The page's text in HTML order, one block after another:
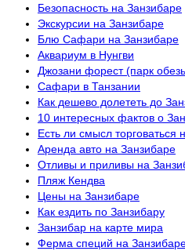
Безопасность на Занзибаре
Экскурсии на Занзибаре
Блю Сафари на Занзибаре
Аквариум в Нунгви
Джозани форест (парк
Сафари в Танзании
Как дешево долететь до
10 интересных фактов о
Есть ли смысл торговаться
Аренда авто на Занзибаре
Отливы и приливы на
Пляж Кендва
Цены на Занзибаре
Как ездить по Занзибару
Занзибар на карте мира
Ферма специй на